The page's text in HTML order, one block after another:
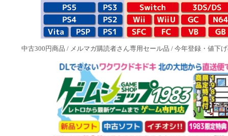
中古300円商品 / メルマガ購読者さん専用セール品 / 今年登録・値下